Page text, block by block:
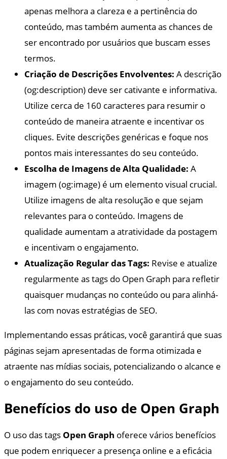
apenas melhora a clareza e a pertinência do
conteúdo, mas também aumenta as chances de
ser encontrado por usuários que buscam esses
termos.
Criação de Descrições Envolventes: A descrição
(og:description) deve ser cativante e informativa.
Utilize cerca de 160 caracteres para resumir o
conteúdo de maneira atraente e incentivar os
cliques. Evite descrições genéricas e foque nos
pontos mais interessantes do seu conteúdo.
Escolha de Imagens de Alta Qualidade: A
imagem (og:image) é um elemento visual crucial.
Utilize imagens de alta resolução e que sejam
relevantes para o conteúdo. Imagens de
qualidade aumentam a atratividade da postagem
e incentivam o engajamento.
Atualização Regular das Tags: Revise e atualize
regularmente as tags do Open Graph para refletir
quaisquer mudanças no conteúdo ou para alinhá-
las com novas estratégias de SEO.
Implementando essas práticas, você garantirá que suas
páginas sejam apresentadas de forma otimizada e
atraente nas mídias sociais, potencializando o alcance e
o engajamento do seu conteúdo.
Benefícios do uso de Open Graph
O uso das tags Open Graph oferece vários benefícios
que podem enriquecer a presença online e a eficácia